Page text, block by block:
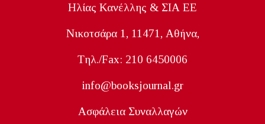
Ηλίας Κανέλλης & ΣΙΑ ΕΕ
Nικοτσάρα 1, 11471, Aθήνα,
Tηλ./Fax: 210 6450006
info@booksjournal.gr
Ασφάλεια Συναλλαγών